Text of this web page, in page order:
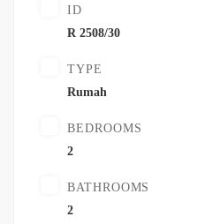
ID
R 2508/30
TYPE
Rumah
BEDROOMS
2
BATHROOMS
2